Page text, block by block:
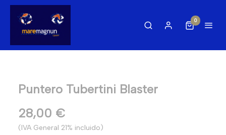
0
Puntero Tubertini Blaster
28,00 €
(IVA General 21% incluido)